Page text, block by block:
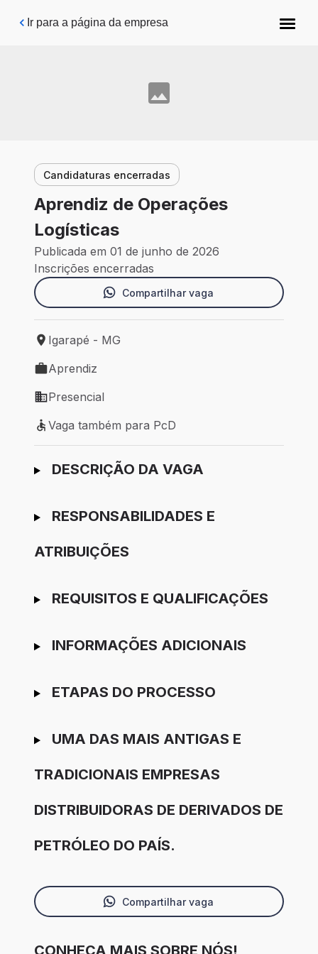
Pular para o conteúdo principal
Ir para a página da empresa
Candidaturas encerradas
Aprendiz de Operações
Logísticas
Publicada em 01 de junho de 2026
Inscrições encerradas
Compartilhar vaga
Local de trabalho: Igarapé - MG
Igarapé - MG
Tipo de vaga: Aprendiz
Aprendiz
Modelo de trabalho: Presencial
Presencial
Vaga também para PcD
Vaga também para PcD
Ir para candidatura
DESCRIÇÃO DA VAGA
RESPONSABILIDADES E
ATRIBUIÇÕES
REQUISITOS E QUALIFICAÇÕES
INFORMAÇÕES ADICIONAIS
ETAPAS DO PROCESSO
UMA DAS MAIS ANTIGAS E
TRADICIONAIS EMPRESAS
DISTRIBUIDORAS DE DERIVADOS DE
PETRÓLEO DO PAÍS.
Compartilhar vaga